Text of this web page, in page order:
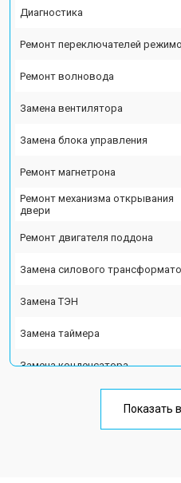
Диагностика
Ремонт переключателей
Ремонт волновода
Замена вентилятора
Замена блока управления
Ремонт магнетрона
Ремонт механизма открывания
двери
Ремонт двигателя поддона
Замена силового
Замена ТЭН
Замена таймера
Замена конденсатора
Ремонт платы управления
Замена лампочки
Показать